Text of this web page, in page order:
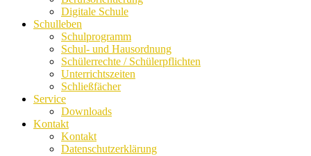
Digitale Schule
Schulleben
Schulprogramm
Schul- und Hausordnung
Schülerrechte / Schülerpflichten
Unterrichtszeiten
Schließfächer
Service
Downloads
Kontakt
Kontakt
Datenschutzerklärung